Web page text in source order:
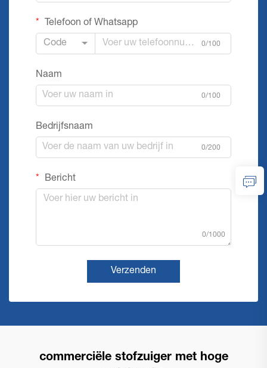
Telefoon of Whatsapp
Code 0/100
Naam
0/100
Bedrijfsnaam
0/200
Bericht
0/1000
Verzenden
commerciële stofzuiger met hoge